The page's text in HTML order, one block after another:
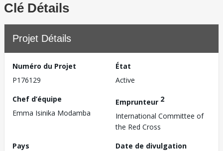
Clé Détails
Projet Détails
Numéro du Projet
P176129
État
Active
Chef d’équipe
Emma Isinika Modamba
Emprunteur 2
International Committee of
the Red Cross
Pays
Date de divulgation